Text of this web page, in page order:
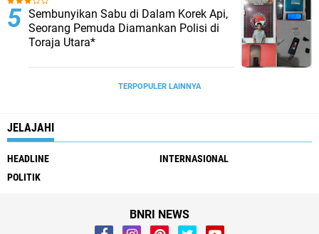
Sembunyikan Sabu di Dalam Korek Api,
Seorang Pemuda Diamankan Polisi di
Toraja Utara*
TERPOPULER LAINNYA
JELAJAHI
HEADLINE
INTERNASIONAL
POLITIK
BNRI NEWS